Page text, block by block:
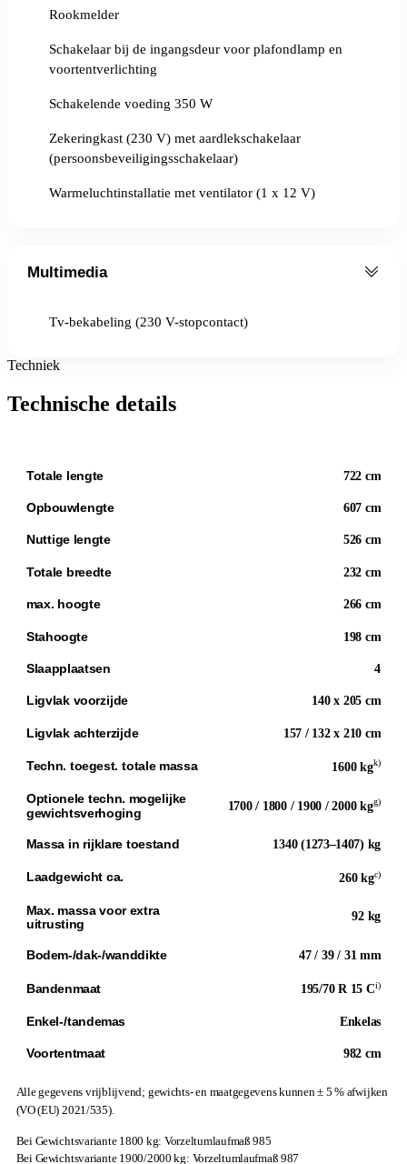
Rookmelder
Schakelaar bij de ingangsdeur voor plafondlamp en
voortentverlichting
Schakelende voeding 350 W
Zekeringkast (230 V) met aardlekschakelaar
(persoonsbeveiligingsschakelaar)
Warmeluchtinstallatie met ventilator (1 x 12 V)
Multimedia
Tv-bekabeling (230 V-stopcontact)
Techniek
Technische details
Totale lengte 722 cm
Opbouwlengte 607 cm
Nuttige lengte 526 cm
Totale breedte 232 cm
max. hoogte 266 cm
Stahoogte 198 cm
Slaapplaatsen 4
Ligvlak voorzijde 140 x 205 cm
Ligvlak achterzijde 157 / 132 x 210 cm
Techn. toegest. totale massa 1600 kgk)
Optionele techn. mogelijke
gewichtsverhoging
1700 / 1800 / 1900 / 2000 kgg)
Massa in rijklare toestand 1340 (1273–1407) kg
Laadgewicht ca. 260 kgc)
Max. massa voor extra
uitrusting
92 kg
Bodem-/dak-/wanddikte 47 / 39 / 31 mm
Bandenmaat 195/70 R 15 Ci)
Enkel-/tandemas Enkelas
Voortentmaat 982 cm
Alle gegevens vrijblijvend; gewichts- en maatgegevens kunnen ± 5 % afwijken
(VO (EU) 2021/535).
Bei Gewichtsvariante 1800 kg: Vorzeltumlaufmaß 985
Bei Gewichtsvariante 1900/2000 kg: Vorzeltumlaufmaß 987